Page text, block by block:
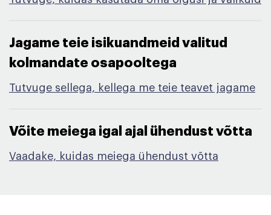
Jagame teie isikuandmeid valitud
kolmandate osapooltega​
Tutvuge sellega, kellega me teie teavet jagame
Võite meiega igal ajal ühendust võtta​
Vaadake, kuidas meiega ühendust võtta